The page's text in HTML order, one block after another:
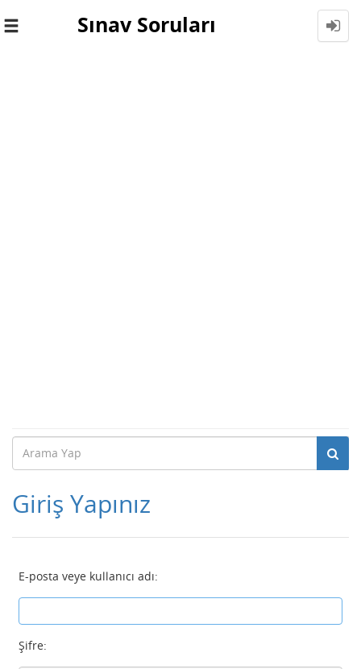
Toggle
Sınav Soruları
Giriş Yapınız
E-posta veye kullanıcı adı:
Şifre: